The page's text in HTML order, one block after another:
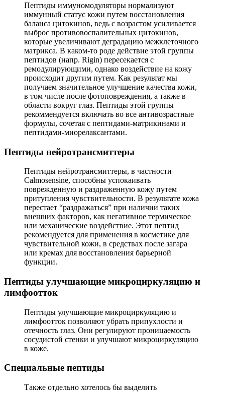
Пептиды иммуномодуляторы нормализуют
иммунный статус кожи путем восстановления
баланса цитокинов, ведь с возрастом усиливается
выброс противовоспалительных цитокинов,
которые увеличивают деградацию межклеточного
матрикса. В каком-то роде действие этой группы
пептидов (напр. Rigin) пересекается с
ремодулирующими, однако воздействие на кожу
происходит другим путем. Как результат мы
получаем значительное улучшение качества кожи,
в том числе после фотоповреждения, а также в
области вокруг глаз. Пептиды этой группы
рекоммендуется включать во все антивозрастные
формулы, сочетая с пептидами-матрикинами и
пептидами-миорелаксантами.
Пептиды нейротрансмиттеры
Пептиды нейротрансмиттеры, в частности
Calmosensine, способны успокаивать
поврежденную и раздраженную кожу путем
притупления чувствительности. В результате кожа
перестает “раздражаться” при наличии таких
внешних факторов, как негативное термическое
или механические воздействие. Этот пептид
рекомендуется для применения в косметике для
чувствительной кожи, в средствах после загара
или кремах для восстановления барьерной
функции.
Пептиды улучшающие микроциркуляцию и
лимфоотток
Пептиды улучшающие микроциркуляцию и
лимфоотток позволяют убрать припухлости и
отечность глаз. Они регулируют проницаемость
сосудистой стенки и улучшают микроциркуляцию
в коже.
Специальные пептиды
Также отдельно хотелось бы выделить